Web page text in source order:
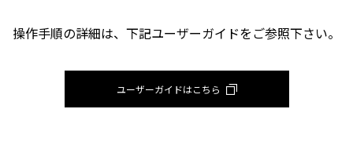
操作手順の詳細は、下記ユーザーガイドをご参照下さい。
ユーザーガイドはこちら